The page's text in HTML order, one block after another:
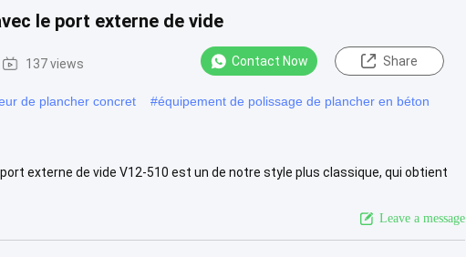
le port externe de vide
137 views Contact Now Share
de plancher concret #équipement de polissage de plancher en béton
externe de vide V12-510 est un de notre style plus classique, qui obtient
Leave a message